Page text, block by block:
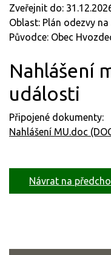
Zveřejnit do:
Oblast: Plán odezvy
Původce: Obec
Nahlášení
události
Připojené dokumenty:
Nahlášení MU.doc
Návrat na